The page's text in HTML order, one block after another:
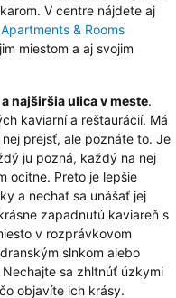
V centre nájdete aj
& Rooms
miestom a aj svojim
najširšia ulica v meste.
kaviarní a reštaurácií. Má
prejsť, ale poznáte to. Je
ju pozná, každý na nej
ocitne. Preto je lepšie
a nechať sa unášať jej
zapadnutú kaviareň s
v rozprávkovom
slnkom alebo
Nechajte sa zhltnúť úzkymi
objavíte ich krásy.